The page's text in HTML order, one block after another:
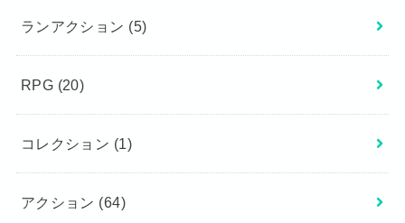
ランアクション (5)
RPG (20)
コレクション (1)
アクション (64)